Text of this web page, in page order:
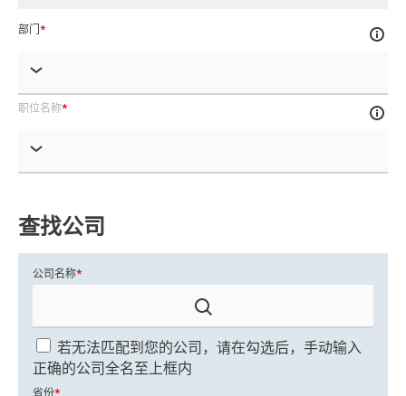
部门
职位名称
查找公司
公司名称
若无法匹配到您的公司，请在勾选后，手动输入
正确的公司全名至上框内
省份